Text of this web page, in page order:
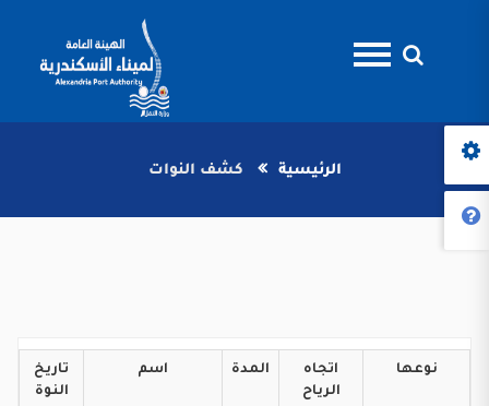
الرئيسية كشف النوات
نوعها
اتجاه
الرياح
المدة اسم
تاريخ
النوة